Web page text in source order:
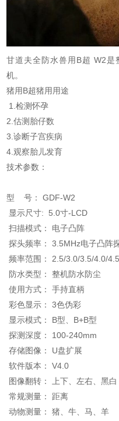
甘道夫全防水兽用B超 W2
机。
猪用B超猪用用途
1.检测怀孕
2.估测胎仔数
3.诊断子宫疾病
4.观察胎儿发育
技术参数：
型 号： GDF-W2
显示尺寸: 5.0寸-LCD
扫描模式： 电子凸阵
探头频率： 3.5MHz电子凸阵
频率范围： 2.5/3.0/3.5/4.0/
防水类型： 整机防水防尘
使用方式： 手持直柄
彩色显示： 3色伪彩
显示模式： B型、B+B型
探测深度： 100-240mm
存储图像： U盘扩展
软件版本： V4.0
图像翻转： 上下、左右、黑白
常规测量： 距离
动物测量： 猪、牛、马、羊